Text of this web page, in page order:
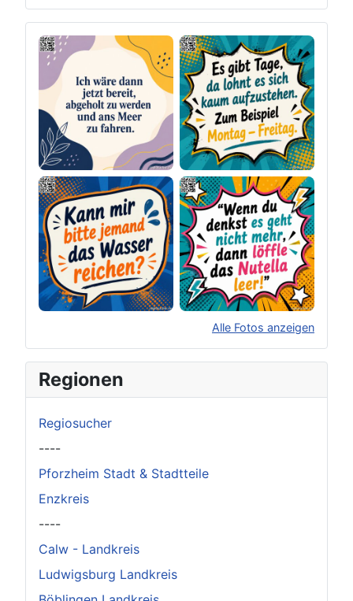
Alle Fotos anzeigen
Original herunterladen
Regionen
Regiosucher
----
Pforzheim Stadt & Stadtteile
Enzkreis
----
Calw - Landkreis
Ludwigsburg Landkreis